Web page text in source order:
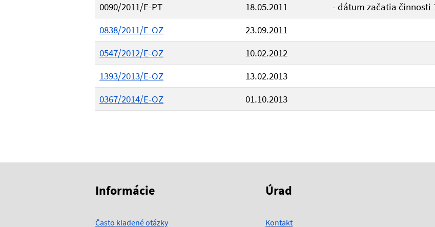
0090/2011/E-PT
18.05.2011
- dátum začatia činnosti
0838/2011/E-OZ
23.09.2011
0547/2012/E-OZ
10.02.2012
1393/2013/E-OZ
13.02.2013
0367/2014/E-OZ
01.10.2013
Informácie
Často kladené otázky
Úrad
Kontakt